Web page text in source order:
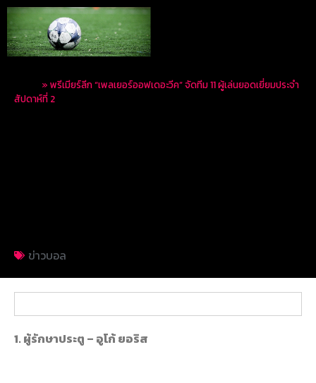
» พรีเมียร์ลีก “เพลเยอร์ออฟเดอะวีค” จัดทีม 11 ผู้เล่นยอดเยี่ยมประจำ
สัปดาห์ที่ 2
ข่าวบอล
1. ผู้รักษาประตู – อูโก้ ยอริส